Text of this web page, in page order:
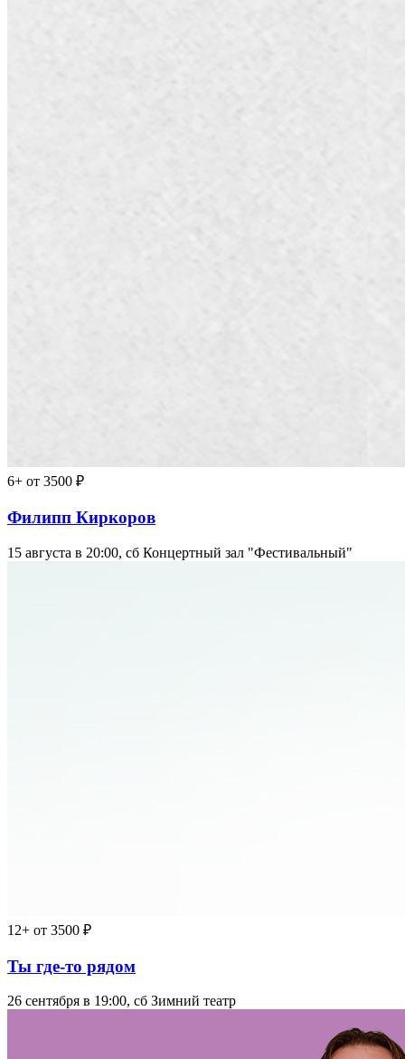
6+ от 3500 ₽
Филипп Киркоров
15 августа в 20:00, сб Концертный зал "Фестивальный"
12+ от 3500 ₽
Ты где-то рядом
26 сентября в 19:00, сб Зимний театр